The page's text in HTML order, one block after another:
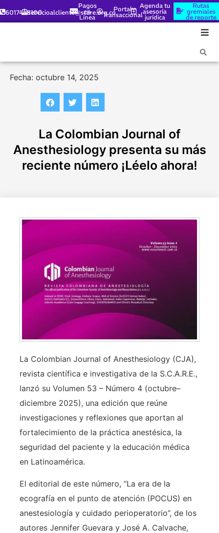
6017448100servicioalcliente@scare.org.co
Pagos
en
Línea
Portal
Transaccional
Agenda tu
asesoría
jurídica
Rutas
gremiales
de reporte
Fecha: octubre 14, 2025
La Colombian Journal of
Anesthesiology presenta su más
reciente número ¡Léelo ahora!
La Colombian Journal of Anesthesiology (CJA),
revista científica e investigativa de la S.C.A.R.E.,
lanzó su Volumen 53 – Número 4 (octubre–
diciembre 2025), una edición que reúne
investigaciones y reflexiones que aportan al
fortalecimiento de la práctica anestésica, la
seguridad del paciente y la educación médica
en Latinoamérica.
El editorial de este número, “La era de la
ecografía en el punto de atención (POCUS) en
anestesiología y cuidado perioperatorio”, de los
autores Jennifer Guevara y José A. Calvache,